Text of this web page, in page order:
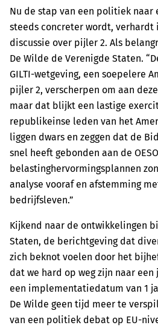
Nu de stap van een politiek naar
steeds concreter wordt, verhardt
discussie over pijler 2. Als
De Wilde de Verenigde Staten.
GILTI-wetgeving, een soepelere
pijler 2, verscherpen om aan
maar dat blijkt een lastige
republikeinse leden van het
liggen dwars en zeggen dat de
snel heeft gebonden aan de
belastinghervormingsplannen
analyse vooraf en afstemming
bedrijfsleven.”
Kijkend naar de ontwikkelingen
Staten, de berichtgeving dat
zich beknot voelen door het
dat we hard op weg zijn naar
een implementatiedatum van 1
De Wilde geen tijd meer te
van een politiek debat op EU-